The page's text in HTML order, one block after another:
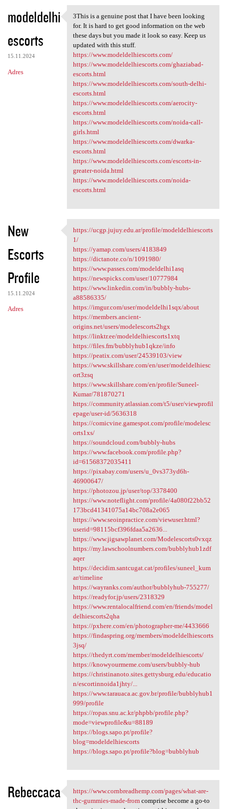
modeldelhi
escorts
15.11.2024
Adres
3This is a genuine post that
3This is a genuine post that I have been looking
for. It is hard to get good information on the web
these days but you made it look so easy. Keep us
updated with this stuff.
https://www.modeldelhiescorts.com/
https://www.modeldelhiescorts.com/ghaziabad-
escorts.html
https://www.modeldelhiescorts.com/south-delhi-
escorts.html
https://www.modeldelhiescorts.com/aerocity-
escorts.html
https://www.modeldelhiescorts.com/noida-call-
girls.html
https://www.modeldelhiescorts.com/dwarka-
escorts.html
https://www.modeldelhiescorts.com/escorts-in-
greater-noida.html
https://www.modeldelhiescorts.com/noida-
escorts.html
New
Escorts
Profile
15.11.2024
Adres
https://ucgp.jujuy.edu.ar
https://ucgp.jujuy.edu.ar/profile/modeldelhiescorts
1/
https://yamap.com/users/4183849
https://dictanote.co/n/1091980/
https://www.passes.com/modeldelhi1asq
https://newspicks.com/user/10777984
https://www.linkedin.com/in/bubbly-hubs-
a88586335/
https://imgur.com/user/modeldelhi1sqx/about
https://members.ancient-
origins.net/users/modelescorts2hgx
https://linktr.ee/modeldelhiescorts1xtq
https://files.fm/bubblyhub1qkze/info
https://peatix.com/user/24539103/view
https://www.skillshare.com/en/user/modeldelhiesc
ort3zsq
https://www.skillshare.com/en/profile/Suneel-
Kumar/781870271
https://community.atlassian.com/t5/user/viewprofil
epage/user-id/5636318
https://comicvine.gamespot.com/profile/modelesc
orts1xs/
https://soundcloud.com/bubbly-hubs
https://www.facebook.com/profile.php?
id=61568372035411
https://pixabay.com/users/u_0vs373yd6h-
46900647/
https://photozou.jp/user/top/3378400
https://www.noteflight.com/profile/4a080f22bb52
173bcd41341075a14bc708a2e065
https://www.seoinpractice.com/viewuser.html?
userid=98115bcf396fdaa5a2636...
https://www.jigsawplanet.com/Modelescorts0vxqz
https://my.lawschoolnumbers.com/bubblyhub1zdf
aqer
https://decidim.santcugat.cat/profiles/suneel_kum
ar/timeline
https://wayranks.com/author/bubblyhub-755277/
https://readyfor.jp/users/2318329
https://www.rentalocalfriend.com/en/friends/model
delhiescorts2qha
https://pxhere.com/en/photographer-me/4433666
https://findaspring.org/members/modeldelhiescorts
3jsq/
https://thedyrt.com/member/modeldelhiescorts/
https://knowyourmeme.com/users/bubbly-hub
https://christinanoto.sites.gettysburg.edu/educatio
n/escortinnoida1jhty/...
https://www.tarauaca.ac.gov.br/profile/bubblyhub1
999/profile
https://ropas.snu.ac.kr/phpbb/profile.php?
mode=viewprofile&u=88189
https://blogs.sapo.pt/profile?
blog=modeldelhiescorts
https://blogs.sapo.pt/profile?blog=bubblyhub
Rebeccaca https://www.cornbreadhemp.com
https://www.cornbreadhemp.com/pages/what-are-
thc-gummies-made-fromcomprise become a go-to